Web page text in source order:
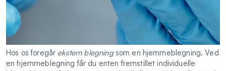
Hos os foregår ekstern blegningsom en hjemmeblegning. Ved
en hjemmeblegning får du enten fremstillet individuelle